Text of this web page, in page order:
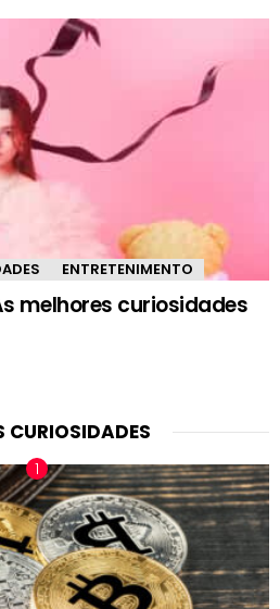
ENTRETENIMENTO
melhores curiosidades
CURIOSIDADES